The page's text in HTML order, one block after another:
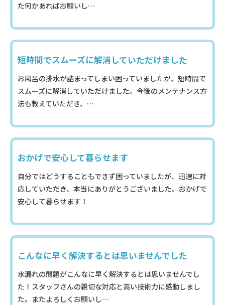
た何かあればお願いし…
短時間でスムーズに解消していただけました
お風呂の排水が詰まってしまい困っていましたが、短時間で
スムーズに解消していただけました。今後のメンテナンス方
法も教えていただき、…
おかげで安心して暮らせます
自分ではどうすることもできず困っていましたが、迅速に対
応していただき、本当にありがとうございました。おかげで
安心して暮らせます！
こんなに早く解決するとは思いませんでした
水漏れの問題がこんなに早く解決するとは思いませんでし
た！スタッフさんの親切な対応と高い技術力に感動しまし
た。またよろしくお願いし…